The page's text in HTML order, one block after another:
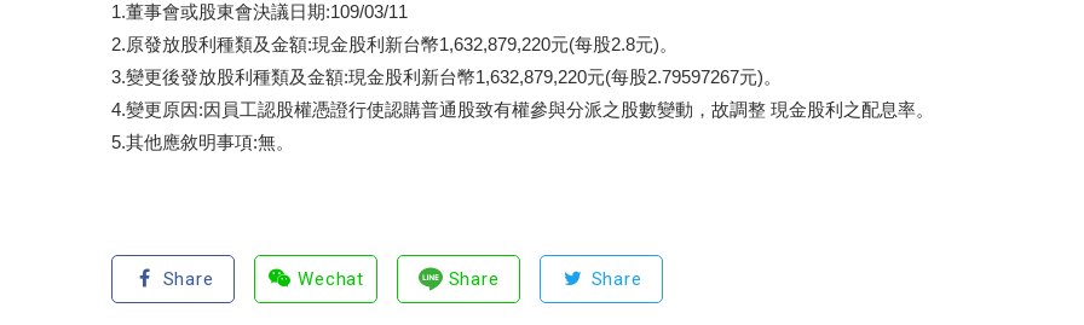
1.董事會或股東會決議日期:109/03/11
2.原發放股利種類及金額:現金股利新台幣1,632,879,220元(每股2.8元)。
3.變更後發放股利種類及金額:現金股利新台幣1,632,879,220元(每股2.79597267元)。
4.變更原因:因員工認股權憑證行使認購普通股致有權參與分派之股數變動，故調整 現金股利之配息率。
5.其他應敘明事項:無。
Share Wechat Share Share